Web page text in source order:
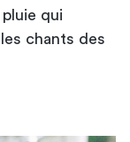
pluie qui
chants des